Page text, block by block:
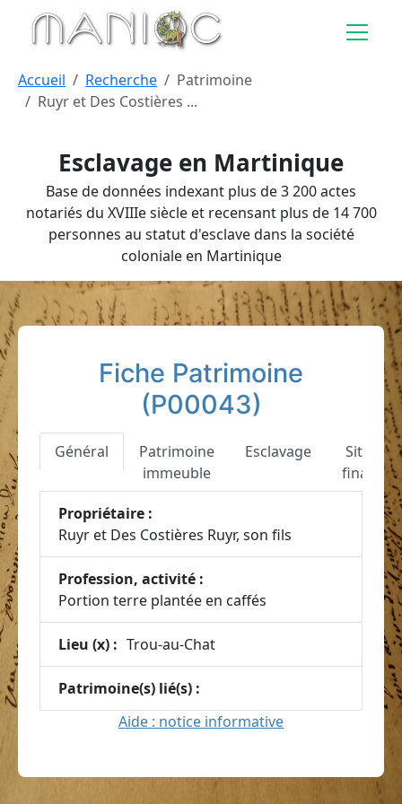
Aller au contenu principal
Esclavage en Martinique
Base de données indexant plus de 3 200 actes
notariés du XVIIIe siècle et recensant plus de 14 700
personnes au statut d'esclave dans la société
coloniale en Martinique
Accueil Recherche
Patrimoine
Ruyr et Des Costières ...
Fiche Patrimoine
(P00043)
Général
Patrimoine
immeuble
Esclavage
Propriétaire :
Ruyr et Des Costières Ruyr, son fils
Profession, activité :
Portion terre plantée en caffés
Lieu (x) : Trou-au-Chat
Patrimoine(s) lié(s) :
Aide : notice informative